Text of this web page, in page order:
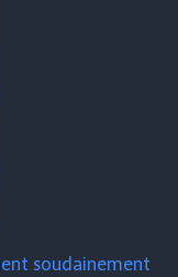
soudainement